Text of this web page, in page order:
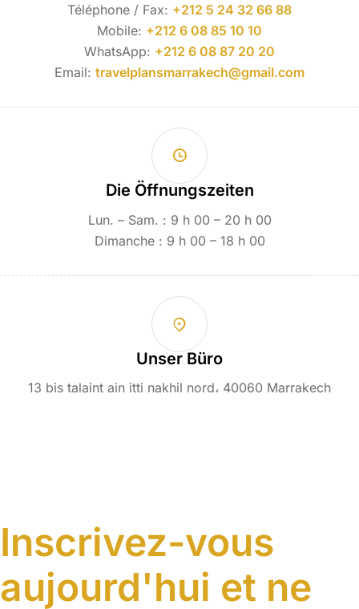
Téléphone / Fax: +212 5 24 32 66 88
Mobile: +212 6 08 85 10 10
WhatsApp: +212 6 08 87 20 20
Email: travelplansmarrakech@gmail.com
Die Öffnungszeiten
Lun. – Sam. : 9 h 00 – 20 h 00
Dimanche : 9 h 00 – 18 h 00
Unser Büro
13 bis talaint ain itti nakhil nord، 40060 Marrakech
Inscrivez-vous
aujourd'hui et ne